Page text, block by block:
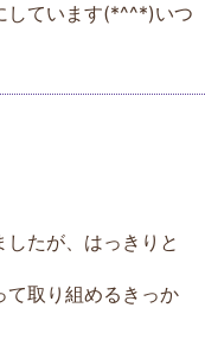
しています(*^^*)いつ
たが、はっきりと
て取り組めるきっか